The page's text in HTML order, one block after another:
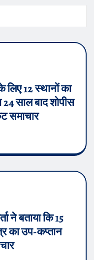
12 स्थानों का
साल बाद शोपीस
समाचार
ने बताया कि 15
का उप-कप्तान